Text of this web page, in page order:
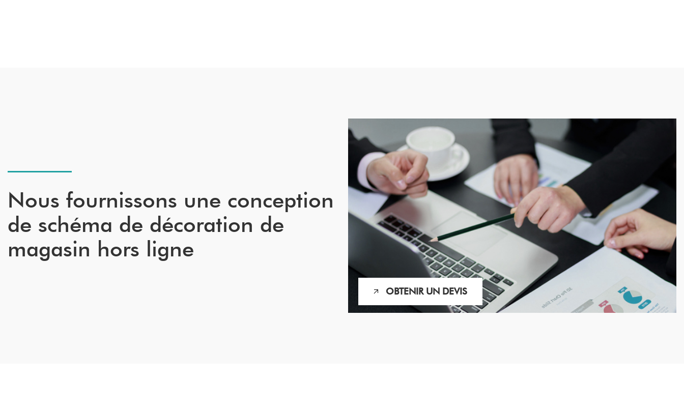
Nous fournissons une conception
de schéma de décoration de
magasin hors ligne
OBTENIR UN DEVIS